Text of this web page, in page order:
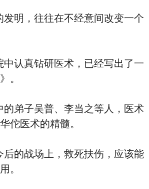
，往往在不经意间改变一个
真钻研医术，已经写出了一
。
子吴普、李当之等人，医术
佗医术的精髓。
战场上，救死扶伤，应该能
。